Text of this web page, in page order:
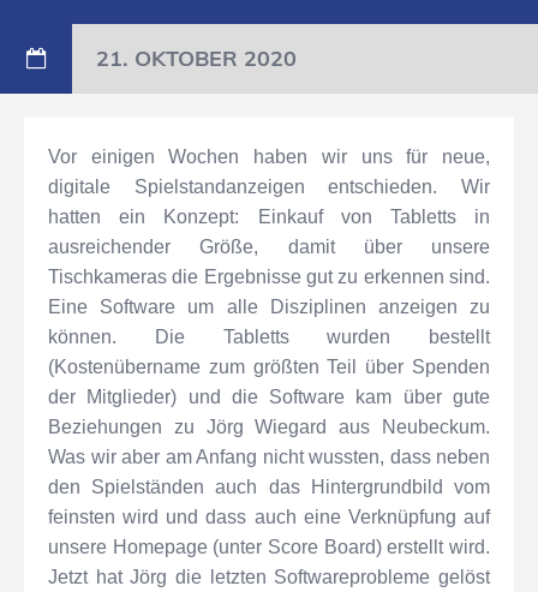
21. OKTOBER 2020
Vor einigen Wochen haben wir uns für neue,
digitale Spielstandanzeigen entschieden. Wir
hatten ein Konzept: Einkauf von Tabletts in
ausreichender Größe, damit über unsere
Tischkameras die Ergebnisse gut zu erkennen sind.
Eine Software um alle Disziplinen anzeigen zu
können. Die Tabletts wurden bestellt
(Kostenübername zum größten Teil über Spenden
der Mitglieder) und die Software kam über gute
Beziehungen zu Jörg Wiegard aus Neubeckum.
Was wir aber am Anfang nicht wussten, dass neben
den Spielständen auch das Hintergrundbild vom
feinsten wird und dass auch eine Verknüpfung auf
unsere Homepage (unter Score Board) erstellt wird.
Jetzt hat Jörg die letzten Softwareprobleme gelöst